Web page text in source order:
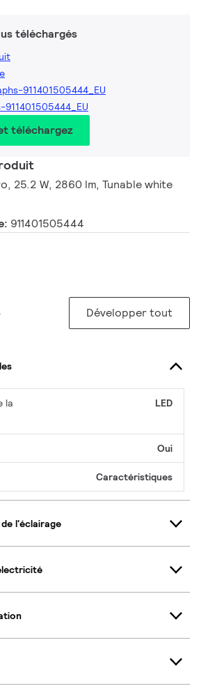
téléchargés
911401505444_EU
téléchargez
25.2 W, 2860 lm, Tunable white
911401505444
Développer tout
la
LED
Oui
Caractéristiques
l'éclairage